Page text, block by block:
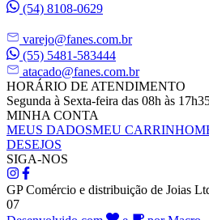
(54) 8108-0629
varejo@fanes.com.br
(55) 5481-583444
atacado@fanes.com.br
HORÁRIO DE ATENDIMENTO
Segunda à Sexta-feira das 08h às
MINHA CONTA
MEUS DADOSMEU CARRINHO
DESEJOS
SIGA-NOS
GP Comércio e distribuição de Joias
07